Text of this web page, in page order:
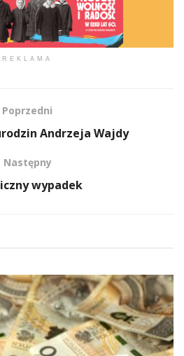
REKLAMA
Poprzedni
Andrzeja Wajdy
Następny
wypadek